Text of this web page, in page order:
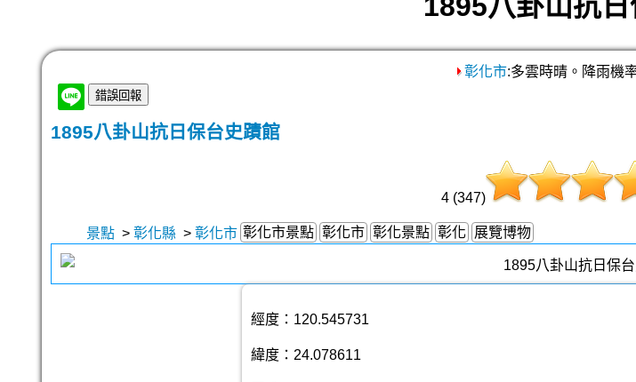
彰化市:多雲時晴。降雨機
1895八卦山抗日保台史蹟館
4 (347)
景點 > 彰化縣 > 彰化市 彰化市景點 彰化市 彰化景點 彰化 展覽博物
經度：120.545731
緯度：24.078611